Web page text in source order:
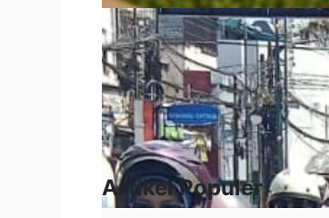
Artikel Populer